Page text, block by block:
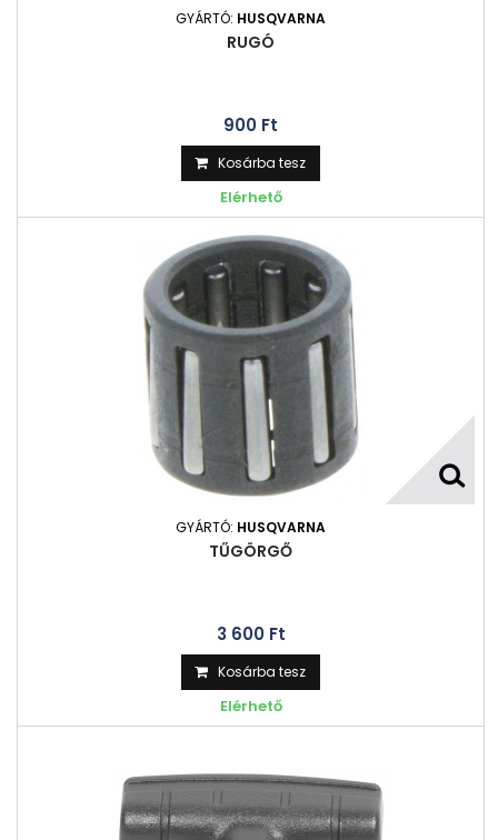
GYÁRTÓ: HUSQVARNA
RUGÓ
900 Ft‎
Kosárba tesz
Elérhető
GYÁRTÓ: HUSQVARNA
TŰGÖRGŐ
3 600 Ft‎
Kosárba tesz
Elérhető